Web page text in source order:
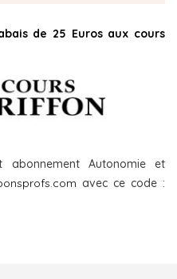
de 25 Euros aux cours
Autonomie et
avec ce code :